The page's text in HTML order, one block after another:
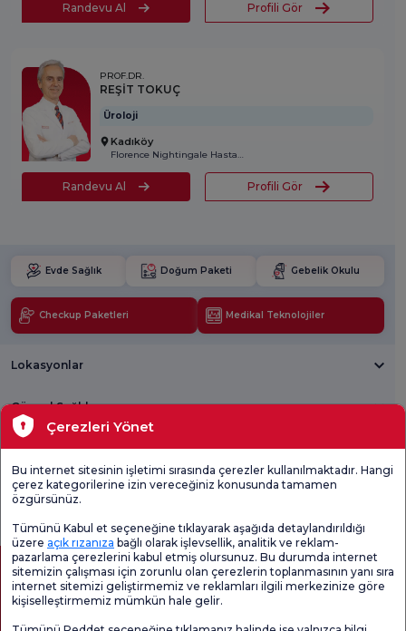
Randevu Al Profili Gör
PROF.DR.
REŞİT TOKUÇ
Üroloji
Kadıköy
Florence Nightingale Hastanesi
Randevu Al Profili Gör
Evde Sağlık Doğum Paketi Gebelik Okulu
Checkup Paketleri Medikal Teknolojiler
Lokasyonlar
Güncel Sağlık
Tıbbi Birimler
Genel
Çerezleri Yönet
Bu internet sitesinin işletimi sırasında çerezler kullanılmaktadır. Hangi
çerez kategorilerine izin vereceğiniz konusunda tamamen
özgürsünüz.
Tümünü Kabul et seçeneğine tıklayarak aşağıda detaylandırıldığı
üzere açık rızanıza bağlı olarak işlevsellik, analitik ve reklam-
pazarlama çerezlerini kabul etmiş olursunuz. Bu durumda internet
sitemizin çalışması için zorunlu olan çerezlerin toplanmasının yanı sıra
internet sitemizi geliştirmemiz ve reklamları ilgili merkezinize göre
kişiselleştirmemiz mümkün hale gelir.